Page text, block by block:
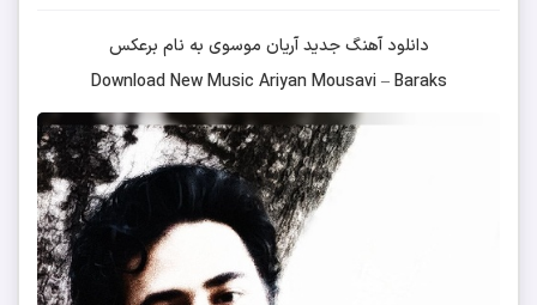
دانلود آهنگ جدید آریان موسوی به نام برعکس
Download New Music Ariyan Mousavi–Baraks